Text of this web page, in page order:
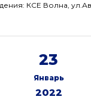
КСЕ Волна,
23
Январь
2022